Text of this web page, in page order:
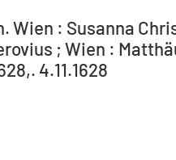
: Susanna
; Wien :
4.11.1628